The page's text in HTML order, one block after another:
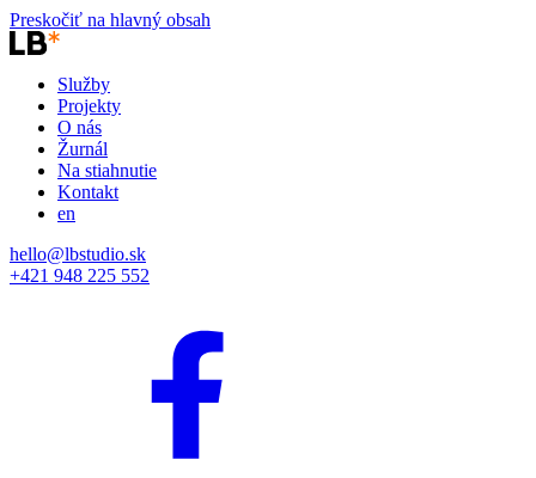
Preskočiť na hlavný obsah
Služby
Projekty
O nás
Žurnál
Na stiahnutie
Kontakt
en
hello@lbstudio.sk
+421 948 225 552